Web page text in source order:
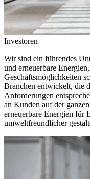
Investoren
Wir sind ein führendes
und erneuerbare
Geschäftsmöglichkeiten
Branchen entwickelt, die
Anforderungen
an Kunden auf der
erneuerbare Energien für
umweltfreundlicher